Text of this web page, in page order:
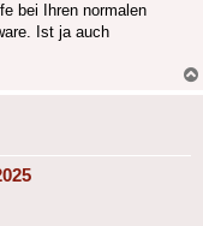
bei Ihren normalen
Ist ja auch